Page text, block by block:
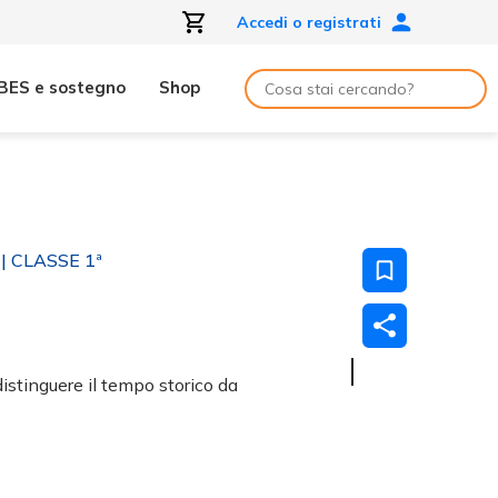
Accedi o registrati
e sostegno Shop
CLASSE 1ª
il tempo storico da